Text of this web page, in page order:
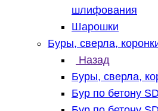
шлифования
Шарошки
Буры, сверла,
Назад
Буры, сверла,
Бур по бетону